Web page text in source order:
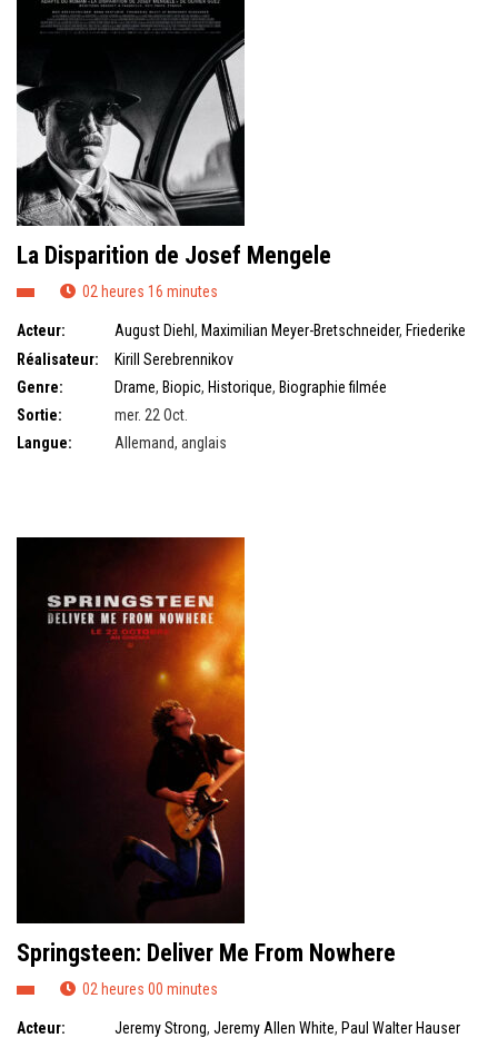
La Disparition de Josef Mengele
02 heures 16 minutes
Acteur: August Diehl , Maximilian Meyer-Bretschneider, Friederike
Becht
Réalisateur:
Kirill Serebrennikov
Genre:
Drame, Biopic, Historique, Biographie filmée
Sortie:
mer. 22 Oct.
Langue:
Allemand, anglais
Springsteen: Deliver Me From Nowhere
02 heures 00 minutes
Acteur: Jeremy Strong, Jeremy Allen White, Paul Walter Hauser